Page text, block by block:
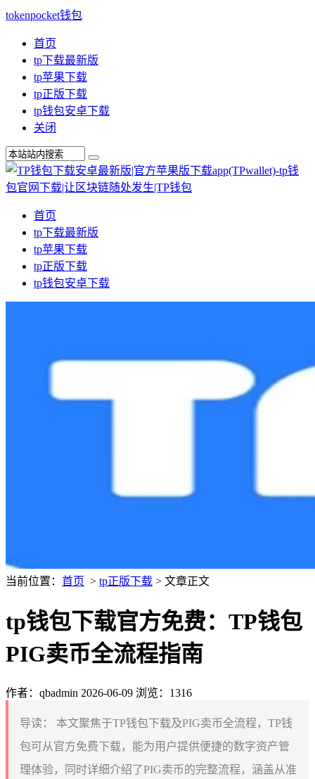
tokenpocket钱包
首页
tp下载最新版
tp苹果下载
tp正版下载
tp钱包安卓下载
关闭
首页
tp下载最新版
tp苹果下载
tp正版下载
tp钱包安卓下载
当前位置： 首页 > tp正版下载 > 文章正文
tp钱包下载官方免费：TP钱包
PIG卖币全流程指南
作者：qbadmin 2026-06-09 浏览：1316
导读：
本文聚焦于TP钱包下载及PIG卖币全流程，TP钱
包可从官方免费下载，能为用户提供便捷的数字资产管
理体验，同时详细介绍了PIG卖币的完整流程，涵盖从准